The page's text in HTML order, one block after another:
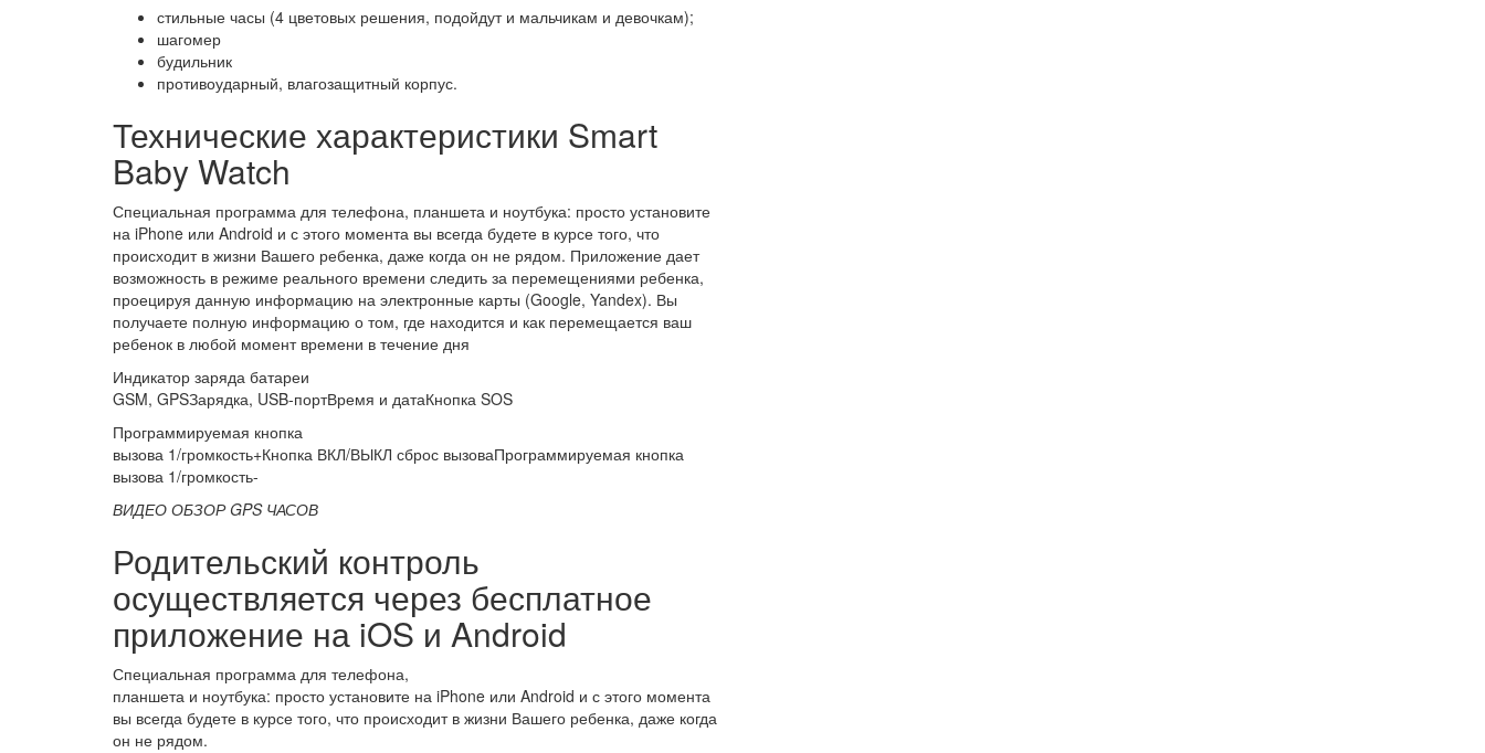
стильные часы (4 цветовых решения, подойдут и мальчикам и девочкам);
шагомер
будильник
противоударный, влагозащитный корпус.
Технические характеристики Smart
Baby Watch
Специальная программа для телефона, планшета и ноутбука: просто установите
на iPhone или Android и с этого момента вы всегда будете в курсе того, что
происходит в жизни Вашего ребенка, даже когда он не рядом. Приложение дает
возможность в режиме реального времени следить за перемещениями ребенка,
проецируя данную информацию на электронные карты (Google, Yandex). Вы
получаете полную информацию о том, где находится и как перемещается ваш
ребенок в любой момент времени в течение дня
Индикатор заряда батареи
GSM, GPSЗарядка, USB-портВремя и датаКнопка SOS
Программируемая кнопка
вызова 1/громкость+Кнопка ВКЛ/ВЫКЛ сброс вызоваПрограммируемая кнопка
вызова 1/громкость-
ВИДЕО ОБЗОР GPS ЧАСОВ
Родительский контроль
осуществляется через бесплатное
приложение на iOS и Android
Специальная программа для телефона,
планшета и ноутбука: просто установите на iPhone или Android и с этого момента
вы всегда будете в курсе того, что происходит в жизни Вашего ребенка, даже когда
он не рядом.